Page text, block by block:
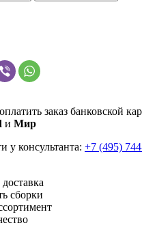
заказ банковской
и Мир
у консультанта: +7 (495)
сборки